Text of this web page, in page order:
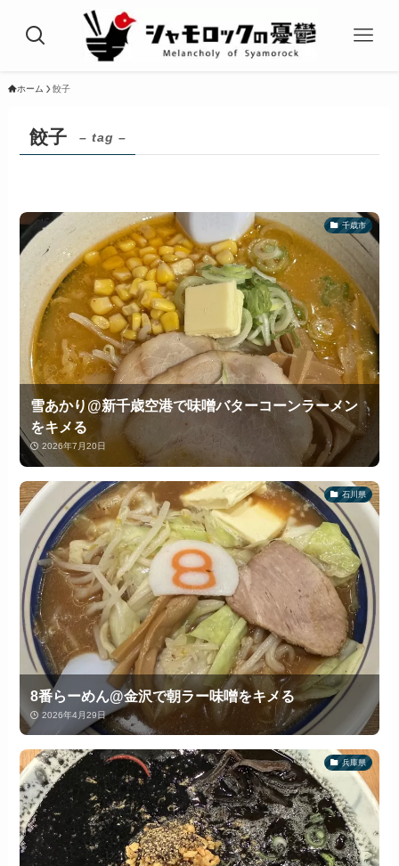
ホーム 餃子
餃子 – tag –
千歳市
雪あかり@新千歳空港で味噌バターコーンラーメン
をキメる
2026年7月20日
石川県
8番らーめん@金沢で朝ラー味噌をキメる
2026年4月29日
兵庫県